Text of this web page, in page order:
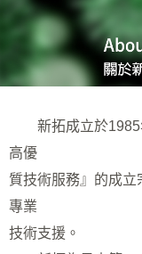
會...
本公司將於7月1日
舉...
Hitachi 最新世代超
因應國內疫情趨緩
本公司將於1月13
新拓成立於1985
高優
質技術服務』的成
專業
技術支援。